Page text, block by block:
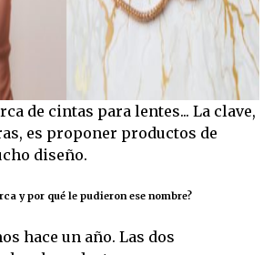
de cintas para lentes... La clave,
es proponer productos de
diseño.
y por qué le pudieron ese nombre?
hace un año. Las dos